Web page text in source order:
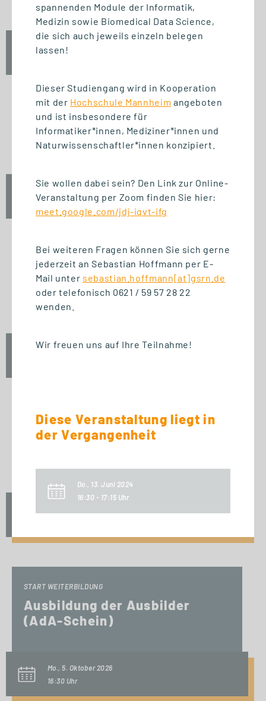
Fr., 25. September 2026
Unternehmensführung (MBA)
10:00 Uhr
START STUDIENGANG
Business Innovation
Management (MBA)
Fr., 25. September 2026
Introduction to Innovation
START WEITERBILDUNG
Ausbildung der Ausbilder
(AdA-Schein)
Mo., 5. Oktober 2026
16:30 Uhr
spannenden Module der Informatik,
Medizin sowie Biomedical Data Science,
die sich auch jeweils einzeln belegen
lassen!
Dieser Studiengang wird in Kooperation
mit der Hochschule Mannheim angeboten
und ist insbesondere für
Informatiker*innen, Mediziner*innen und
Naturwissenschaftler*innen konzipiert.
Sie wollen dabei sein? Den Link zur Online-
Veranstaltung per Zoom finden Sie hier:
meet.google.com/jdj-iqvt-ifg
Bei weiteren Fragen können Sie sich gerne
jederzeit an Sebastian Hoffmann per E-
Mail unter sebastian.hoffmann[at]gsrn.de
oder telefonisch 0621 / 59 57 28 22
wenden.
Wir freuen uns auf Ihre Teilnahme!
Diese Veranstaltung liegt in
der Vergangenheit
Do., 13. Juni 2024
16:30 - 17:15 Uhr